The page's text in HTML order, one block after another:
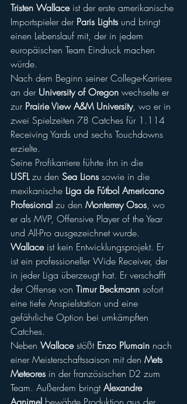
Tristen Wallace ist der erste amerikanische
Importspieler der Paris Lights und bringt
einen Lebenslauf mit, der in jedem
europäischen Team Eindruck machen
würde.
Nach dem Beginn seiner College-Karriere
an der University of Oregon wechselte er
zur Prairie View A&M University, wo er in
zwei Spielzeiten 78 Catches für 1.114
Receiving Yards und sechs Touchdowns
erzielte.
Seine Profikarriere führte ihn in die
USFL zu den Sea Lions sowie in die
mexikanische Liga de Fútbol Americano
Profesional zu den Monterrey Osos, wo
er als MVP, Offensive Player of the Year
und All-Pro ausgezeichnet wurde.
Wallace ist kein Entwicklungsprojekt. Er
ist ein professioneller Wide Receiver, der
in jeder Liga überzeugt hat. Er verschafft
der Offense von Timur Beckmann sofort
eine tiefe Anspielstation und eine
gefährliche Option bei umkämpften
Catches.
Neben Wallace stößt Enzo Plumain nach
einer Meisterschaftssaison mit den Mets
Meteores in der französischen D2 zum
Team. Außerdem bringt Alexandre
Agnimel bewährte Produktion aus der